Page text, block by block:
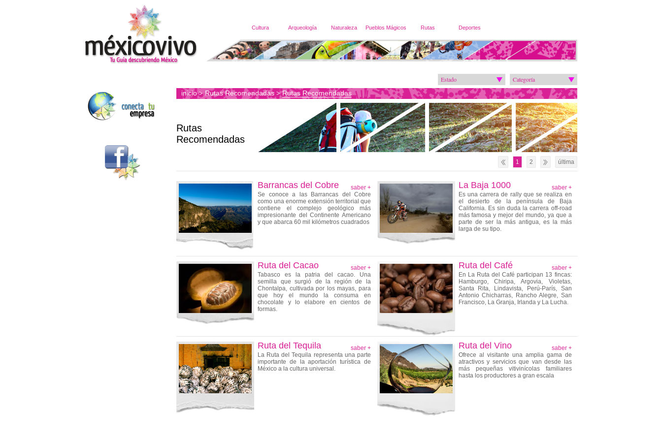
Cultura Arqueología Naturaleza Pueblos Mágicos Rutas Deportes
Estado
Categoría
inicio>Rutas Recomendadas>Rutas Recomendadas
Rutas
Recomendadas
1 2 última
Barrancas del Cobre
saber +
Se conoce a las Barrancas del Cobre
como una enorme extensión territorial que
contiene el complejo geológico más
impresionante del Continente Americano
y que abarca 60 mil kilómetros cuadrados
La Baja 1000
saber +
Es una carrera de rally que se realiza en
el desierto de la península de Baja
California. Es sin duda la carrera off-road
más famosa y mejor del mundo, ya que a
parte de ser la más antigua, es la más
larga de su tipo.
Ruta del Cacao
saber +
Tabasco es la patria del cacao. Una
semilla que surgió de la región de la
Chontalpa, cultivada por los mayas, para
que hoy el mundo la consuma en
chocolate y lo elabore en cientos de
formas.
Ruta del Café
saber +
En La Ruta del Café participan 13 fincas:
Hamburgo, Chiripa, Argovia, Violetas,
Santa Rita, Lindavista, Perú-París, San
Antonio Chicharras, Rancho Alegre, San
Francisco, La Granja, Irlanda y La Lucha.
Ruta del Tequila
saber +
La Ruta del Tequila representa una parte
importante de la aportación turística de
México a la cultura universal.
Ruta del Vino
saber +
Ofrece al visitante una amplia gama de
atractivos y servicios que van desde las
más pequeñas vitivinícolas familiares
hasta los productores a gran escala